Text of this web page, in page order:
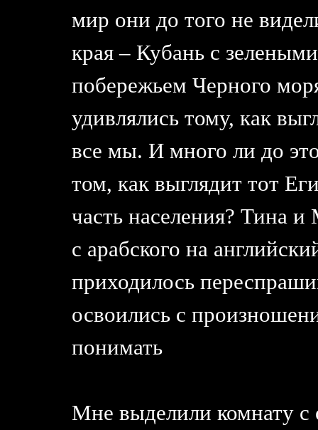
мир они до того не
края – Кубань с
побережьем Черного
удивлялись тому, как
все мы. И много ли до
том, как выглядит тот
часть населения? Тина
с арабского на
приходилось
освоились с
понимать
Мне выделили комнату с